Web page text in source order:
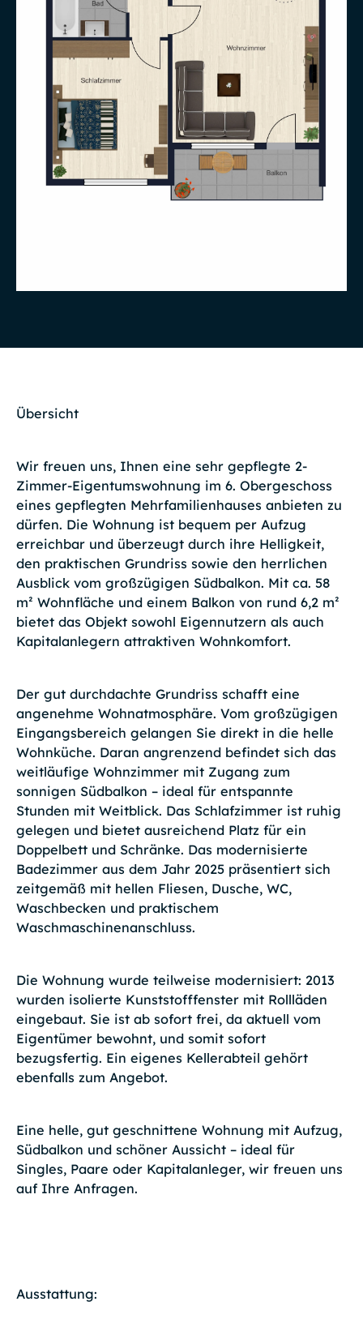
Übersicht
Wir freuen uns, Ihnen eine sehr gepflegte 2-
Zimmer-Eigentumswohnung im 6. Obergeschoss
eines gepflegten Mehrfamilienhauses anbieten zu
dürfen. Die Wohnung ist bequem per Aufzug
erreichbar und überzeugt durch ihre Helligkeit,
den praktischen Grundriss sowie den herrlichen
Ausblick vom großzügigen Südbalkon. Mit ca. 58
m² Wohnfläche und einem Balkon von rund 6,2 m²
bietet das Objekt sowohl Eigennutzern als auch
Kapitalanlegern attraktiven Wohnkomfort.
Der gut durchdachte Grundriss schafft eine
angenehme Wohnatmosphäre. Vom großzügigen
Eingangsbereich gelangen Sie direkt in die helle
Wohnküche. Daran angrenzend befindet sich das
weitläufige Wohnzimmer mit Zugang zum
sonnigen Südbalkon – ideal für entspannte
Stunden mit Weitblick. Das Schlafzimmer ist ruhig
gelegen und bietet ausreichend Platz für ein
Doppelbett und Schränke. Das modernisierte
Badezimmer aus dem Jahr 2025 präsentiert sich
zeitgemäß mit hellen Fliesen, Dusche, WC,
Waschbecken und praktischem
Waschmaschinenanschluss.
Die Wohnung wurde teilweise modernisiert: 2013
wurden isolierte Kunststofffenster mit Rollläden
eingebaut. Sie ist ab sofort frei, da aktuell vom
Eigentümer bewohnt, und somit sofort
bezugsfertig. Ein eigenes Kellerabteil gehört
ebenfalls zum Angebot.
Eine helle, gut geschnittene Wohnung mit Aufzug,
Südbalkon und schöner Aussicht – ideal für
Singles, Paare oder Kapitalanleger, wir freuen uns
auf Ihre Anfragen.
Ausstattung: